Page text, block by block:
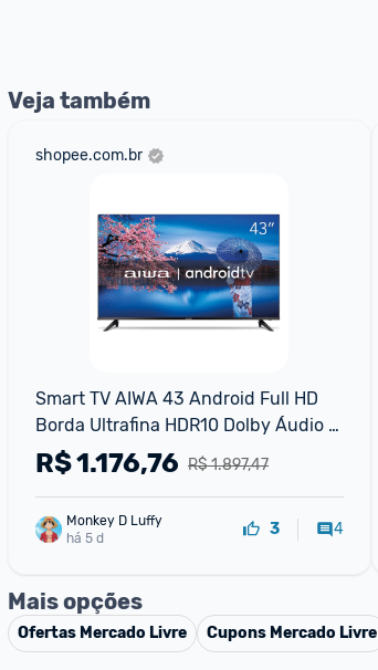
Veja também
shopee.com.br
Smart TV AIWA 43 Android Full HD
Borda Ultrafina HDR10 Dolby Áudio
AWS-TV-43-BL-02-A
R$ 1.897,47
R$1.176,76
Monkey D Luffy
há 5 d
3 4
Mais opções
Ofertas Mercado Livre Cupons Mercado Livre